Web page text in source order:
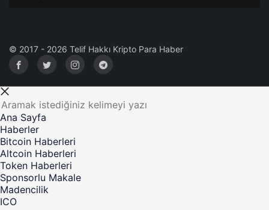
© 2017 - 2026 Telif Hakkı Kripto Para Haber
Ana Sayfa
Haberler
Bitcoin Haberleri
Altcoin Haberleri
Token Haberleri
Sponsorlu Makale
Madencilik
ICO